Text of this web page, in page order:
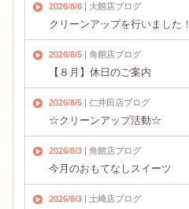
2026/8/6 大館店ブログ
クリーンアップを行いました！
2026/8/5 角館店ブログ
【８月】休日のご案内
2026/8/5 仁井田店ブログ
☆クリーンアップ活動☆
2026/8/3 角館店ブログ
今月のおもてなしスイーツ
2026/8/3 土崎店ブログ